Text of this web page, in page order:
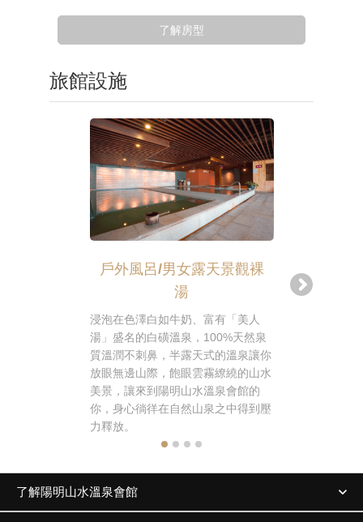
了解房型
旅館設施
戶外風呂/男女露天景觀裸
湯
浸泡在色澤白如牛奶、富有「美人
湯」盛名的白磺溫泉，100%天然泉
質溫潤不刺鼻，半露天式的溫泉讓你
放眼無邊山際，飽眼雲霧繚繞的山水
美景，讓來到陽明山水溫泉會館的
你，身心徜徉在自然山泉之中得到壓
力釋放。
了解陽明山水溫泉會館